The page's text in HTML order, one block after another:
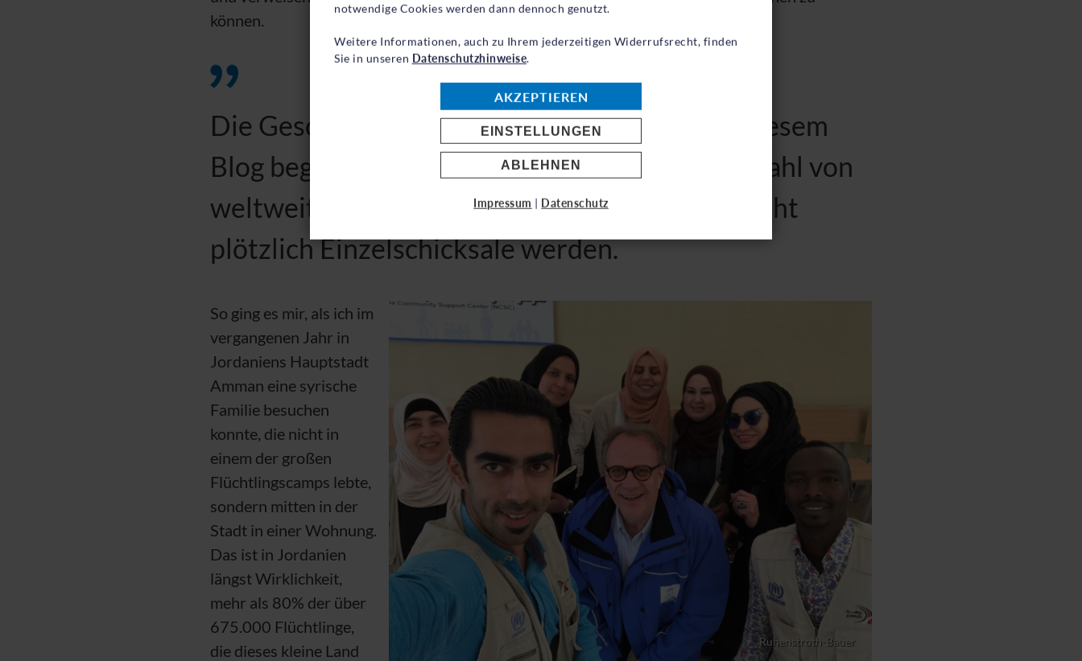
notwendige Cookies werden dann dennoch genutzt.
Weitere Informationen, auch zu Ihrem jederzeitigen Widerrufsrecht, finden
Sie in unseren Datenschutzhinweise.
AKZEPTIEREN
EINSTELLUNGEN
ABLEHNEN
Impressum | Datenschutz
können.
Die Geschichten der Menschen, die Ihnen in diesem
Blog begegnen werden, lassen aus der kalten Zahl von
weltweit 70,8 Millionen Menschen auf der Flucht
plötzlich Einzelschicksale werden.
Ruhenstroth-Bauer
So ging es mir, als ich im
vergangenen Jahr in
Jordaniens Hauptstadt
Amman eine syrische
Familie besuchen
konnte, die nicht in
einem der großen
Flüchtlingscamps lebte,
sondern mitten in der
Stadt in einer Wohnung.
Das ist in Jordanien
längst Wirklichkeit,
mehr als 80% der über
675.000 Flüchtlinge,
die dieses kleine Land